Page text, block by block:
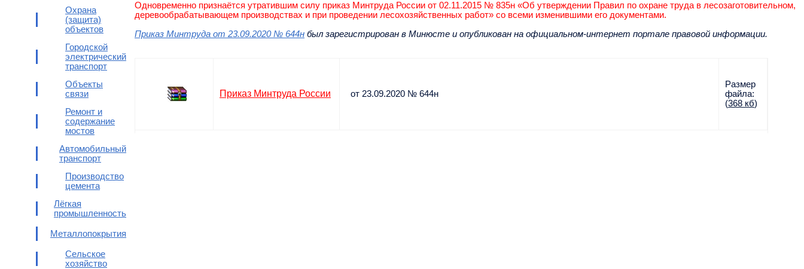
Охрана
(защита)
объектов
Городской
электрический
транспорт
Объекты
связи
Ремонт и
содержание
мостов
Автомобильный
транспорт
Производство
цемента
Лёгкая
промышленность
Металлопокрытия
Сельское
хозяйство
Одновременно признаётся утратившим силу приказ Минтруда России от 02.11.2015 № 835н «Об утверждении Правил по охране труда в лесозаготовительном,
деревообрабатывающем производствах и при проведении лесохозяйственных работ» со всеми изменившими его документами.
Приказ Минтруда от 23.09.2020 № 644н был зарегистрирован в Минюсте и опубликован на официальном-интернет портале правовой информации.
Приказ Минтруда России от 23.09.2020 № 644н
Размер
файла:
(368 кб)